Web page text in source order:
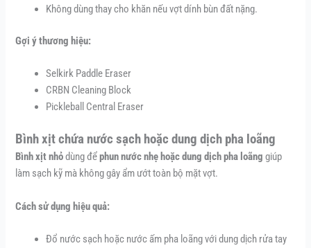
Không dùng thay cho khăn nếu vợt dính bùn đất nặng.
Gợi ý thương hiệu:
Selkirk Paddle Eraser
CRBN Cleaning Block
Pickleball Central Eraser
Bình xịt chứa nước sạch hoặc dung dịch pha loãng
Bình xịt nhỏdùng đểphun nước nhẹ hoặc dung dịch pha loãng giúp
làm sạch kỹ mà không gây ẩm ướt toàn bộ mặt vợt.
Cách sử dụng hiệu quả:
Đổ nước sạch hoặc nước ấm pha loãng với dung dịch rửa tay